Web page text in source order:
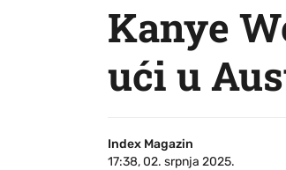
Kanye
ući u
Index Magazin
17:38, 02. srpnja 2025.